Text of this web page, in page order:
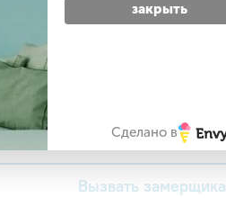
дни —
1 клик
Вызвать замерщика
закрыть
Сделано в